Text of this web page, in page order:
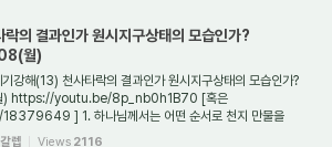
의 결과인가 원시지구상태의 모습인가?
월)
강해(13) 천사타락의 결과인가 원시지구상태의 모습인가?
https://youtu.be/8p_nb0h1B70 [혹은
] 1. 하나님께서는 어떤 순서로 천지 만물을
...
갈렙 Views 2116